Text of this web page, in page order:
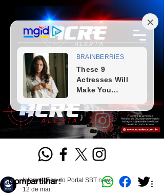
Informações do Portal SBT news
12 de mai.
Compartilhar: